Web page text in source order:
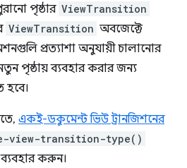
পৃষ্ঠার ViewTransition
ViewTransition অবজেক্টে
প্রত্যাশা অনুযায়ী চালানোর
পৃষ্ঠায় ব্যবহার করার জন্য
হবে।
একই-ডকুমেন্ট ভিউ ট্রানজিশনের
view-transition-type()
করুন।